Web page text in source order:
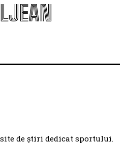
de știri dedicat sportului.